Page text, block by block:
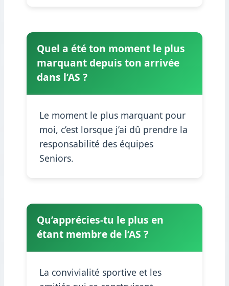
Quel a été ton moment le plus
marquant depuis ton arrivée
dans l’AS ?
Le moment le plus marquant pour
moi, c’est lorsque j’ai dû prendre la
responsabilité des équipes
Seniors.
Qu’apprécies-tu le plus en
étant membre de l’AS ?
La convivialité sportive et les